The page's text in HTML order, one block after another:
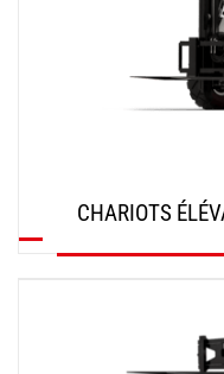
CHARIOTS